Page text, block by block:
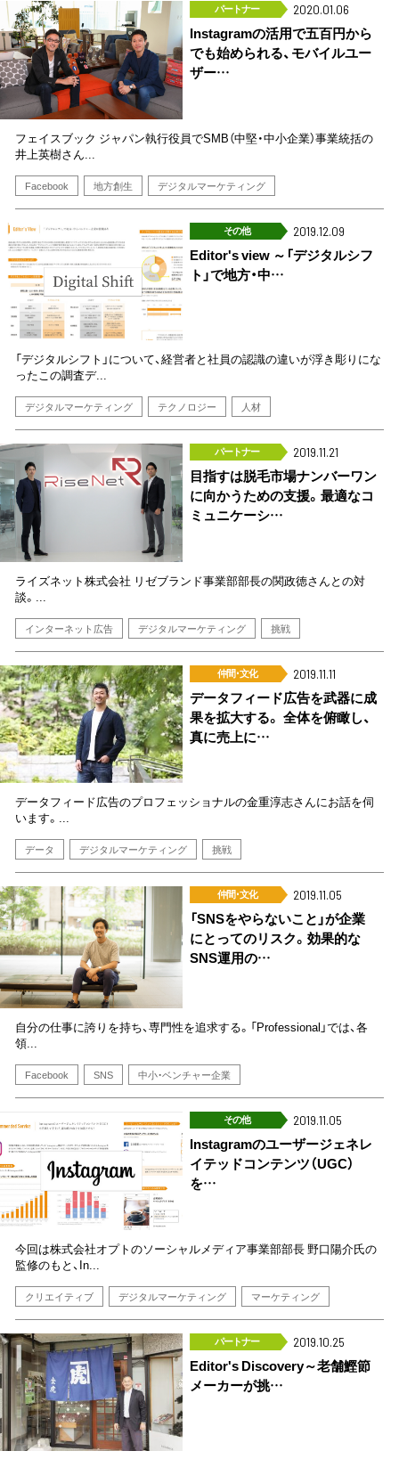
パートナー 2020.01.06
Instagramの活用で五百円から
でも始められる、モバイルユー
ザー…
フェイスブック ジャパン執行役員でSMB（中堅・中小企業）事業統括の
井上英樹さん...
Facebook 地方創生 デジタルマーケティング
その他 2019.12.09
Editor's view ～「デジタルシフ
ト」で地方・中…
「デジタルシフト」について、経営者と社員の認識の違いが浮き彫りにな
ったこの調査デ...
デジタルマーケティング テクノロジー 人材
パートナー 2019.11.21
目指すは脱毛市場ナンバーワン
に向かうための支援。最適なコ
ミュニケーシ…
ライズネット株式会社 リゼブランド事業部部長の関政徳さんとの対
談。...
インターネット広告 デジタルマーケティング 挑戦
仲間･文化 2019.11.11
データフィード広告を武器に成
果を拡大する。 全体を俯瞰し、
真に売上に…
データフィード広告のプロフェッショナルの金重淳志さんにお話を伺
います。...
データ デジタルマーケティング 挑戦
仲間･文化 2019.11.05
「SNSをやらないこと」が企業
にとってのリスク。効果的な
SNS運用の…
自分の仕事に誇りを持ち、専門性を追求する。「Professional」では、各
領...
Facebook SNS 中小・ベンチャー企業
その他 2019.11.05
Instagramのユーザージェネレ
イテッドコンテンツ（UGC）
を…
今回は株式会社オプトのソーシャルメディア事業部部長 野口陽介氏の
監修のもと、In...
クリエイティブ デジタルマーケティング マーケティング
パートナー 2019.10.25
Editor's Discovery～老舗鰹節
メーカーが挑…